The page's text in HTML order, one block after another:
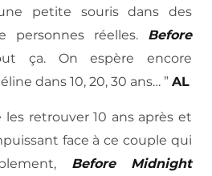
petite souris dans des
personnes réelles. Before
ça. On espère encore
dans 10, 20, 30 ans… ” AL
les retrouver 10 ans après et
face à ce couple qui
Before Midnight